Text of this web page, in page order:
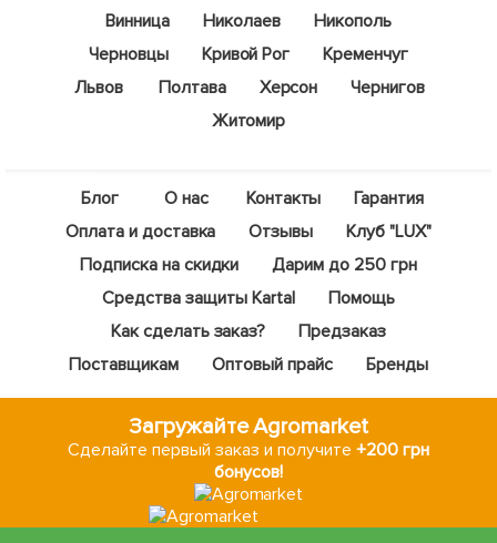
Винница
Николаев
Никополь
Черновцы
Кривой Рог
Кременчуг
Львов
Полтава Херсон
Чернигов
Житомир
Блог О нас Контакты
Гарантия
Оплата и доставка
Отзывы
Клуб "LUX"
Подписка на скидки
Дарим до 250 грн
Средства защиты Kartal
Помощь
Как сделать заказ?
Предзаказ
Поставщикам
Оптовый прайс Бренды
Загружайте Agromarket
Сделайте первый заказ и получите +200 грн
бонусов!